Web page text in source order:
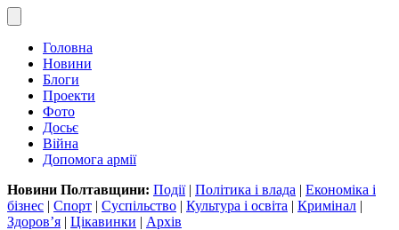
Головна
Новини
Блоги
Проекти
Фото
Досьє
Війна
Допомога армії
Новини Полтавщини: Події| Політика і влада | Економіка і
бізнес | Спорт | Суспільство | Культура і освіта | Кримінал |
Здоров’я | Цікавинки | Архів